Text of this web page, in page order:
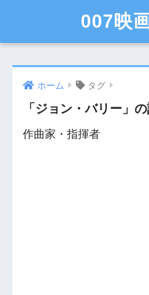
007映
ホーム タグ
「ジョン・バリー」
作曲家・指揮者